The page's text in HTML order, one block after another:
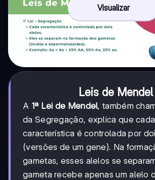
Visualizar
Leis de Mendel
A 1ª Lei de Mendel, também
da Segregação, explica que cada
característica é controlada por
(versões de um gene). Na
gametas, esses alelos se
gameta recebe apenas um alelo